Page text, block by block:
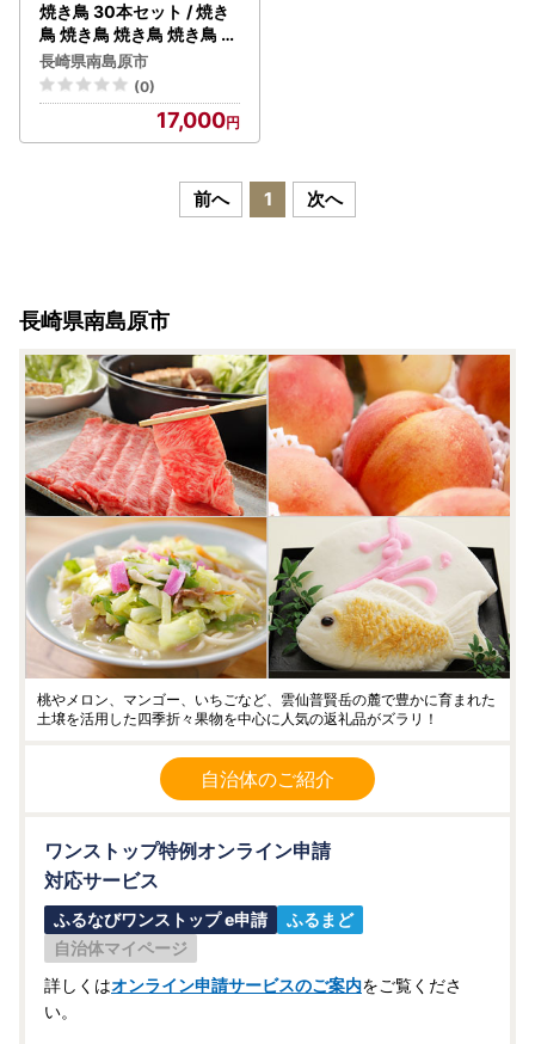
焼き鳥 30本セット / 焼き
鳥 焼き鳥 焼き鳥 焼き鳥 焼
き鳥 焼き鳥 焼き鳥 / ふる
さと企画 [SBA019]
長崎県南島原市
(0)
17,000
前へ 1 次へ
長崎県南島原市
桃やメロン、マンゴー、いちごなど、雲仙普賢岳の麓で豊かに育まれた
土壌を活用した四季折々果物を中心に人気の返礼品がズラリ！
自治体のご紹介
ワンストップ特例オンライン申請
対応サービス
ふるなびワンストップ e申請
ふるまど
自治体マイページ
詳しくはオンライン申請サービスのご案内をご覧くださ
い。